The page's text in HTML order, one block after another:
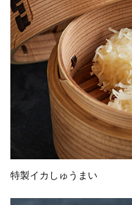
特製イカしゅうまい